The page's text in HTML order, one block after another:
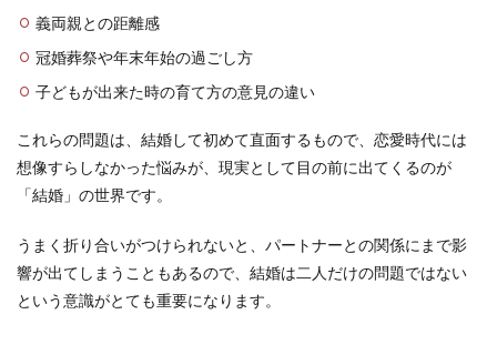
義両親との距離感
冠婚葬祭や年末年始の過ごし方
子どもが出来た時の育て方の意見の違い
これらの問題は、結婚して初めて直面するもので、恋愛時代には
想像すらしなかった悩みが、現実として目の前に出てくるのが
「結婚」の世界です。
うまく折り合いがつけられないと、パートナーとの関係にまで影
響が出てしまうこともあるので、結婚は二人だけの問題ではない
という意識がとても重要になります。